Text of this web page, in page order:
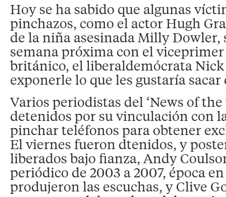
Hoy se ha sabido que algunas
pinchazos, como el actor Hugh
de la niña asesinada Milly Dowler,
semana próxima con el
británico, el liberaldemócrata Nick
exponerle lo que les gustaría sacar
Varios periodistas del ‘News of
detenidos por su vinculación con
pinchar teléfonos para obtener
El viernes fueron dtenidos, y
liberados bajo fianza, Andy
periódico de 2003 a 2007, época
produjeron las escuchas, y Clive